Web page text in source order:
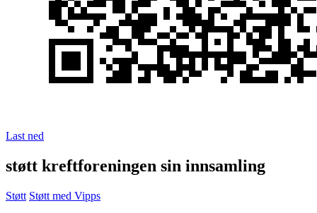
Last ned
støtt kreftforeningen sin innsamling
Støtt Støtt med Vipps